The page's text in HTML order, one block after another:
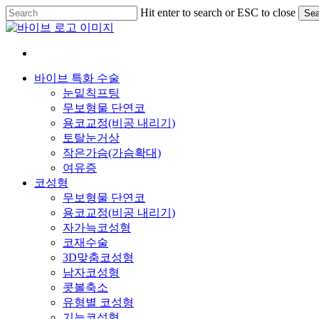
Skip
to
main
content
Hit enter to search or ESC to close
Close
Menu
바이브 특화 수술
눈밑칙프팅
무보형물 단연코
용코교정(비공 내리기)
토탈눈거상
작은가슴(가슴확대)
여유증
코성형
무보형물 단연코
용코교정(비공 내리기)
자가늑코성형
코재수술
3D맞춤코성형
남자코성형
콧볼축소
유형별 코성형